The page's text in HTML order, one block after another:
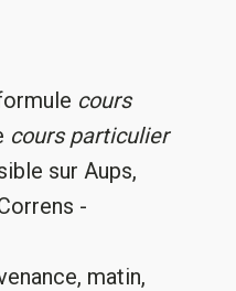
cours
cours particulier
sur Aups,
-
matin,